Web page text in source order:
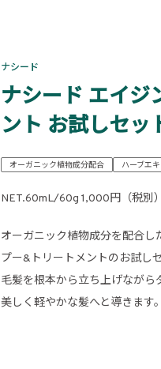
ナシード
ナシード エイジ
ント お試しセッ
オーガニック植物成分配合 ハーブエ
NET.60mL/60g 1,000円（税別）
オーガニック植物成分を配合
プー&トリートメントのお試しセ
毛髪を根本から立ち上げながら
美しく軽やかな髪へと導きます。